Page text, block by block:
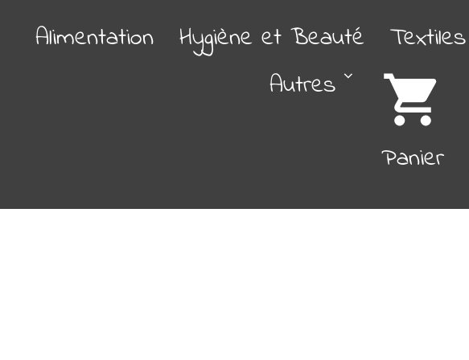
Alimentation Hygiène et Beauté Textiles
Autres
Panier